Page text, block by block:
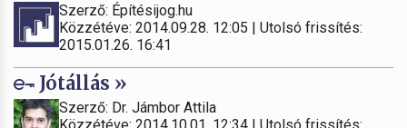
Szerző: Építésijog.hu
Közzétéve: 2014.09.28. 12:05 | Utolsó frissítés:
2015.01.26. 16:41
Jótállás »
Szerző: Dr. Jámbor Attila
Közzétéve: 2014.10.01. 12:34 | Utolsó frissítés: